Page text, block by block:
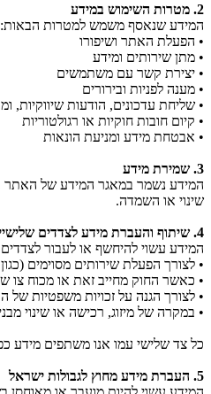
2. מטרות השימוש במידע
המידע שנאסף משמש למטרות הבאות:
• הפעלת האתר ושיפורו
• מתן שירותים ומידע
• יצירת קשר עם משתמשים
• מענה לפניות ובירורים
• שליחת עדכונים, הודעות
• קיום חובות חוקיות או רגולטוריות
• אבטחת מידע ומניעת הונאות
3. שמירת מידע
המידע נשמר במאגר המידע של האתר
שינוי או השמדה.
4. שיתוף והעברת מידע לצדדים שלישיים
המידע עשוי להיחשף או לעבור
• לצורך הפעלת שירותים מסוימים (כגון
• כאשר החוק מחייב זאת או מכוח צו
• לצורך הגנה על זכויות משפטיות
• במקרה של מיזוג, רכישה או שינוי
כל צד שלישי עמו אנו משתפים מידע
5. העברת מידע מחוץ לגבולות ישראל